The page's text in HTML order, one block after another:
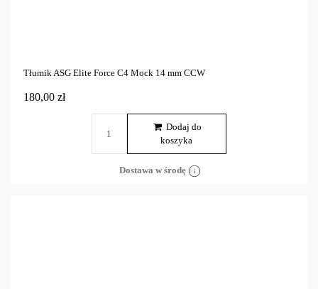
Tłumik ASG Elite Force C4 Mock 14 mm CCW
180,00 zł
Dodaj do
koszyka
Dostawa w środę